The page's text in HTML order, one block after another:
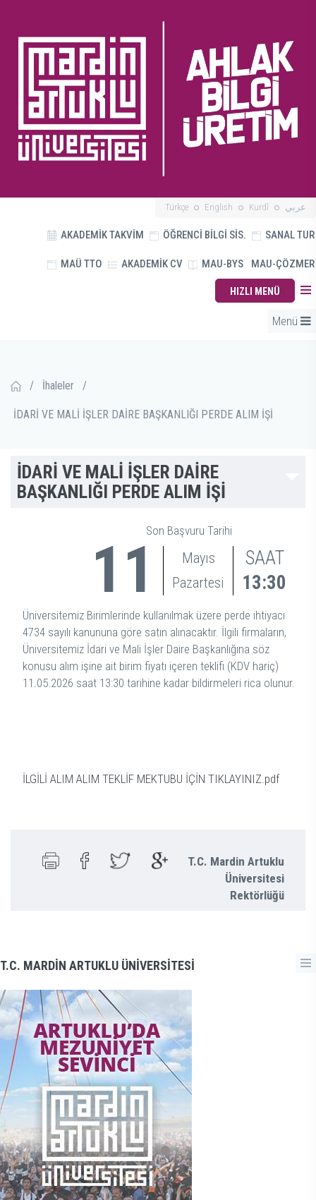
Türkçe English Kurdî عربي
AKADEMİK TAKVİM ÖĞRENCİ BİLGİ SİS. SANAL TUR
MAÜ TTO AKADEMİK CV MAU-BYS MAU-ÇÖZMER
HIZLI MENÜ
Menü
/ İhaleler /
İDARİ VE MALİ İŞLER DAİRE BAŞKANLIĞI PERDE ALIM İŞİ
İDARİ VE MALİ İŞLER DAİRE
BAŞKANLIĞI PERDE ALIM İŞİ
Son Başvuru Tarihi
11
Mayıs
Pazartesi
SAAT
13:30
Üniversitemiz Birimlerinde kullanılmak üzere perde ihtiyacı
4734 sayılı kanununa göre satın alınacaktır. İlgili firmaların,
Üniversitemiz İdari ve Mali İşler Daire Başkanlığına söz
konusu alım işine ait birim fiyatı içeren teklifi (KDV hariç)
11.05.2026 saat 13:30 tarihine kadar bildirmeleri rica olunur.
İLGİLİ ALIM ALIM TEKLİF MEKTUBU İÇİN TIKLAYINIZ.pdf
T.C. Mardin Artuklu
Üniversitesi
Rektörlüğü
T.C. MARDİN ARTUKLU ÜNİVERSİTESİ